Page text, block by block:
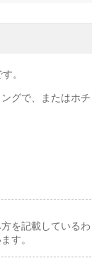
。
グで、またはホチ
を記載しているわ
す。